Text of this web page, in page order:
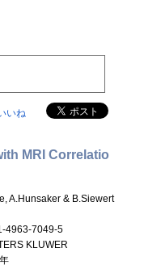
いね
MRI Correlatio
A.Hunsaker & B.Siewert
4963-7049-5
KLUWER